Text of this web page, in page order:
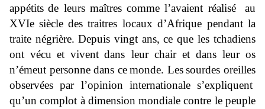
appétits de leurs maîtres comme l’avaient réalisé
au
XVIe siècle des traitres locaux d’Afrique pendant la
traite négrière. Depuis vingt ans, ce que les tchadiens
ont vécu et vivent dans leur chair et dans leur os
n’émeut personne dans ce monde. Les sourdes oreilles
observées par l’opinion internationale s’expliquent
qu’un complot à dimension mondiale contre le peuple